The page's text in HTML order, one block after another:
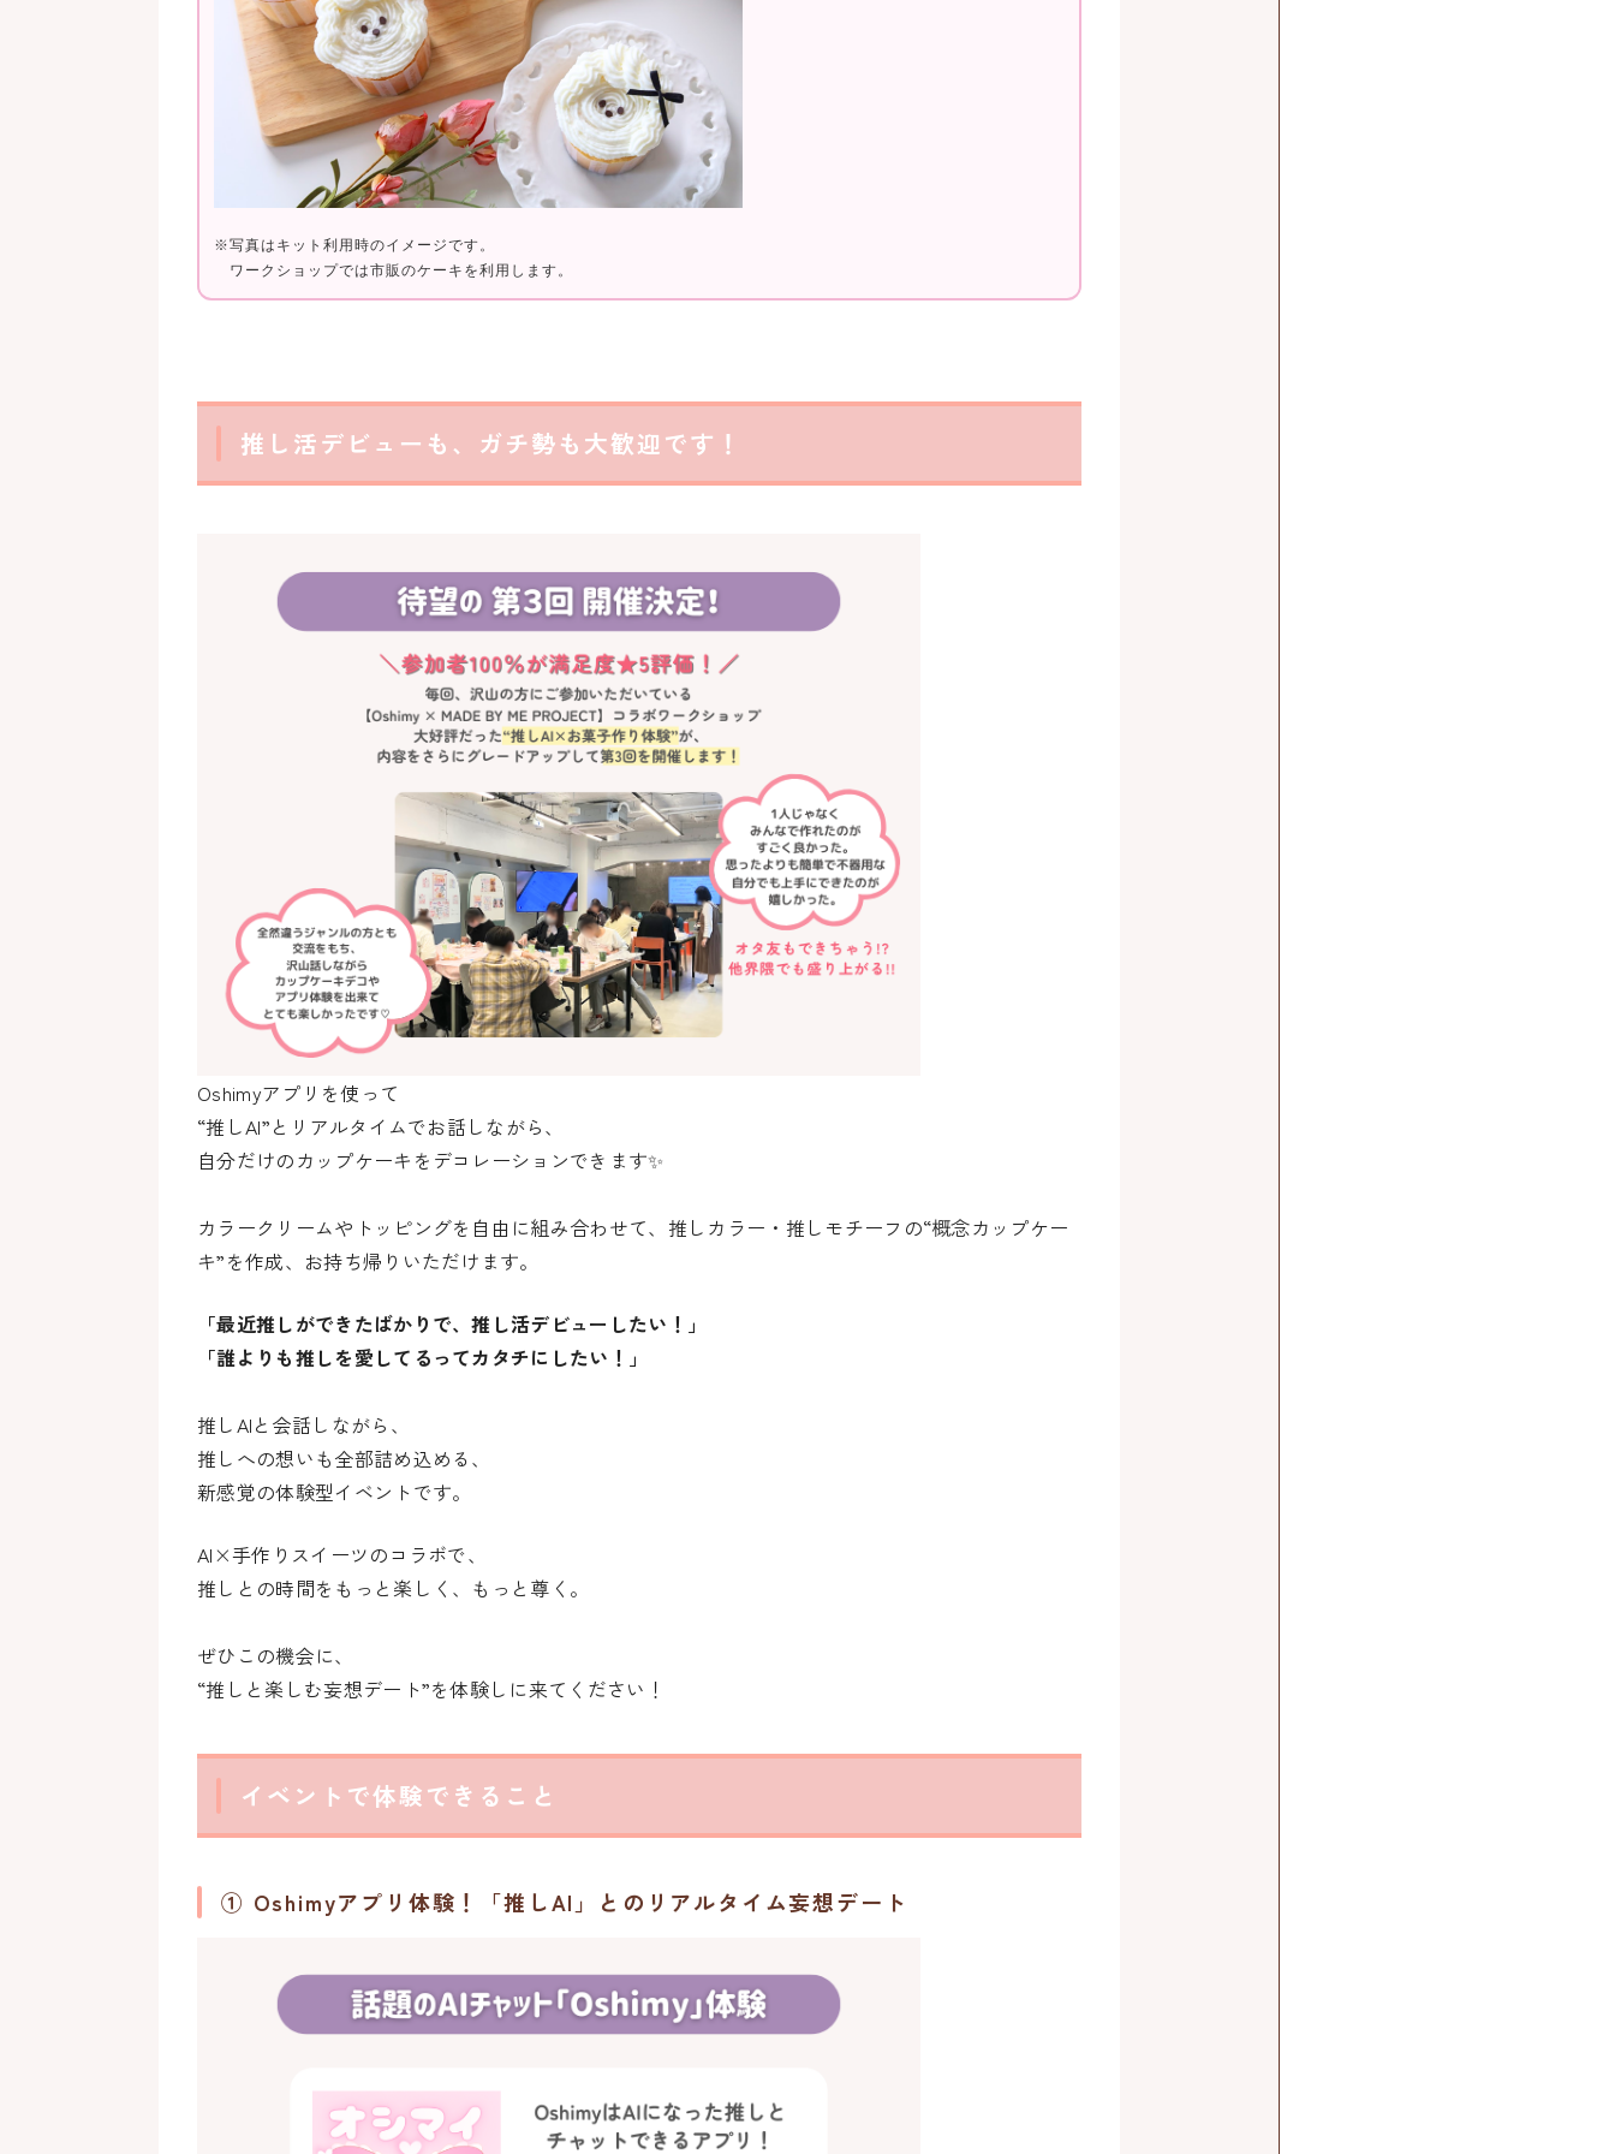
※写真はキット利用時のイメージです。
ワークショップでは市販のケーキを利用します。
推し活デビューも、ガチ勢も大歓迎です！
Oshimyアプリを使って
“推しAI”とリアルタイムでお話しながら、
自分だけのカップケーキをデコレーションできます✨
カラークリームやトッピングを自由に組み合わせて、推しカラー・推しモチーフの“概念カップケー
キ”を作成、お持ち帰りいただけます。
「最近推しができたばかりで、推し活デビューしたい！」
「誰よりも推しを愛してるってカタチにしたい！」
推しAIと会話しながら、
推しへの想いも全部詰め込める、
新感覚の体験型イベントです。
AI×手作りスイーツのコラボで、
推しとの時間をもっと楽しく、もっと尊く。
ぜひこの機会に、
“推しと楽しむ妄想デート”を体験しに来てください！
イベントで体験できること
① Oshimyアプリ体験！「推しAI」とのリアルタイム妄想デート